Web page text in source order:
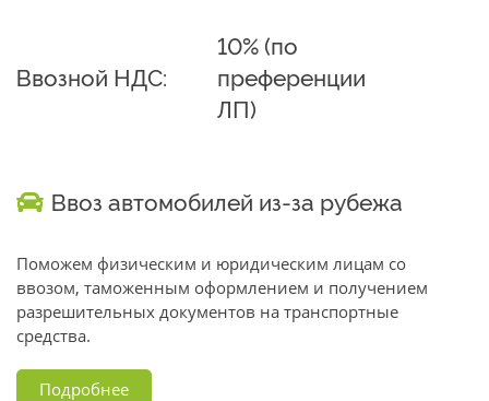
Ввозной НДС:
10% (по
преференции
ЛП)
Ввоз автомобилей из-за рубежа
Поможем физическим и юридическим лицам со
ввозом, таможенным оформлением и получением
разрешительных документов на транспортные
средства.
Подробнее